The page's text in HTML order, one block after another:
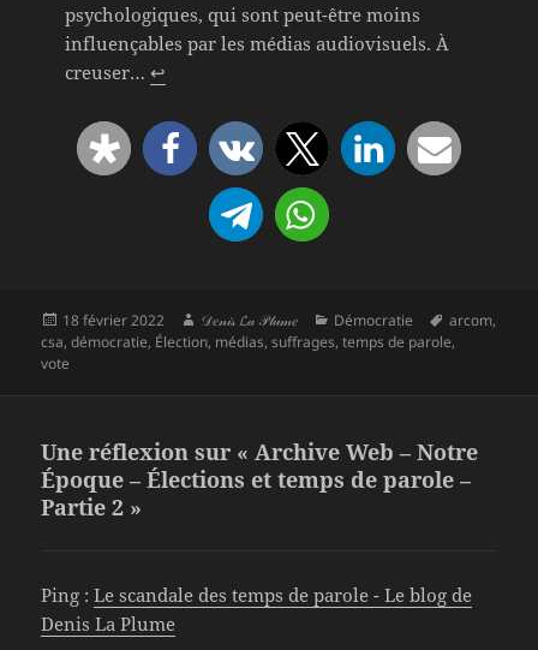
psychologiques, qui sont peut-être moins
influençables par les médias audiovisuels. À
creuser…↩
Publié
le
18 février 2022 Auteur
𝒟𝑒𝓃𝒾𝓈 𝓛𝒶 𝒫𝓁𝓊𝓂𝑒 Catégories
Démocratie
Mots-
clés
arcom,
csa,démocratie, Élection, médias,suffrages,temps de parole,
vote
Une réflexion sur « Archive Web – Notre
Époque – Élections et temps de parole –
Partie 2 »
Ping :Le scandale des temps de parole - Le blog de
Denis La Plume